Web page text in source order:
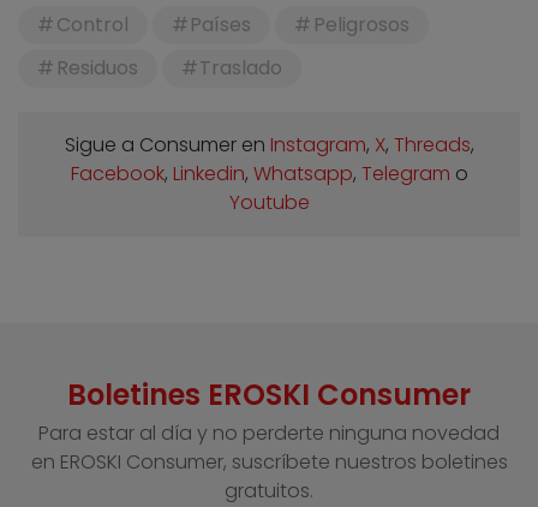
Control Países
Peligrosos
Residuos
Traslado
Sigue a Consumer en Instagram, X, Threads,
Facebook, Linkedin, Whatsapp, Telegram o
Youtube
Boletines EROSKI Consumer
Para estar al día y no perderte ninguna novedad
en EROSKI Consumer, suscríbete nuestros boletines
gratuitos.